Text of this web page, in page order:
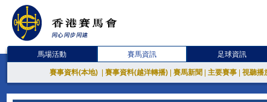
馬場活動 賽馬資訊 足球資訊
賽事資料(本地) 賽事資料(越洋轉播) 賽馬新聞 主要賽事 視聽播